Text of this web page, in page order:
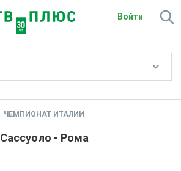
Войти
ЧЕМПИОНАТ ИТАЛИИ
Сассуоло - Рома